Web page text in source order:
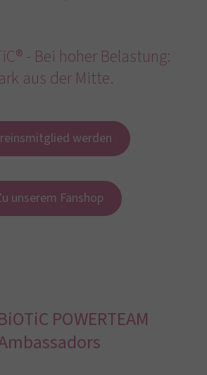
- Bei hoher Belastung:
aus der Mitte.
werden
unserem Fanshop
POWERTEAM